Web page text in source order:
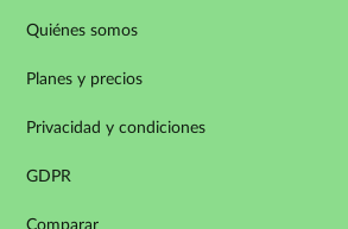
Quiénes somos
Planes y precios
Privacidad y condiciones
GDPR
Comparar